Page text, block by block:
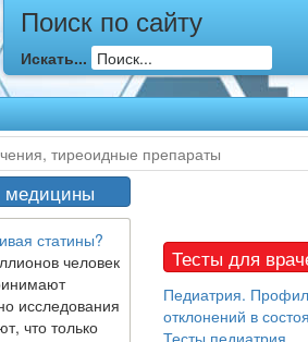
Поиск по сайту
Искать...
тиреоидные препараты
медицины
статины?
человек
исследования
что только
Тесты для
Педиатрия.
отклонений в
Тесты педиатрия